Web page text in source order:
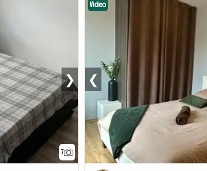
7
❯
Video
❮